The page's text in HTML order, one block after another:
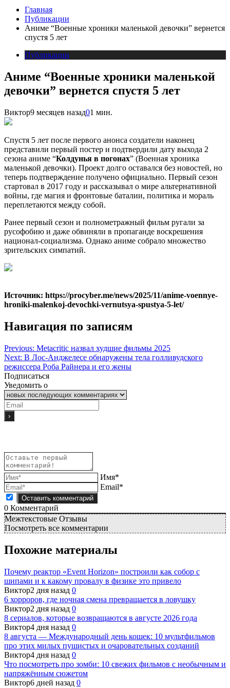
Главная
Публикации
Аниме “Военные хроники маленькой девочки” вернется
спустя 5 лет
Публикации
Аниме “Военные хроники маленькой
девочки” вернется спустя 5 лет
Виктор9 месяцев назад01 мин.
Спустя 5 лет после первого анонса создатели наконец
представили первый постер и подтвердили дату выхода 2
сезона аниме “Колдунья в погонах” (Военная хроника
маленькой девочки). Проект долго оставался без новостей, но
теперь подтверждение получено официально. Первый сезон
стартовал в 2017 году и рассказывал о мире альтернативной
войны, где магия и фронтовые баталии, политика и мораль
переплетаются между собой.
Ранее первый сезон и полнометражный фильм ругали за
русофобию и даже обвиняли в пропаганде воскрешения
национал-социализма. Однако аниме собрало множество
зрительских симпатий.
Источник: https://procyber.me/news/2025/11/anime-voennye-
hroniki-malenkoj-devochki-vernutsya-spustya-5-let/
Навигация по записям
Previous: Metacritic назвал худшие фильмы 2025
Next: В Лос-Анджелесе обнаружены тела голливудского
режиссера Роба Райнера и его жены
Подписаться
Уведомить о
Имя*
Email*
0 Комментарий
Межтекстовые Отзывы
Посмотреть все комментарии
Похожие материалы
Почему реактор «Event Horizon» построили как собор с
шипами и к какому провалу в физике это привело
Виктор2 дня назад 0
6 хорроров, где ночная смена превращается в ловушку
Виктор2 дня назад 0
8 сериалов, которые возвращаются в августе 2026 года
Виктор4 дня назад 0
8 августа — Международный день кошек: 10 мультфильмов
про этих милых пушистых и очаровательных созданий
Виктор4 дня назад 0
Что посмотреть про зомби: 10 свежих фильмов с необычным и
напряжённым сюжетом
Виктор6 дней назад 0